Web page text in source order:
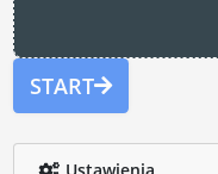
START
Ustawienia